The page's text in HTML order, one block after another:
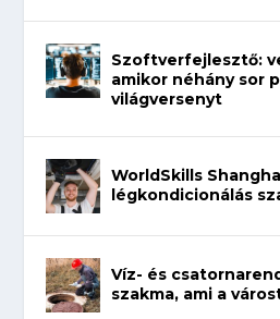
Szoftverfejlesztő:
amikor néhány sor
világversenyt
WorldSkills
légkondicionálás
Víz- és
szakma, ami a